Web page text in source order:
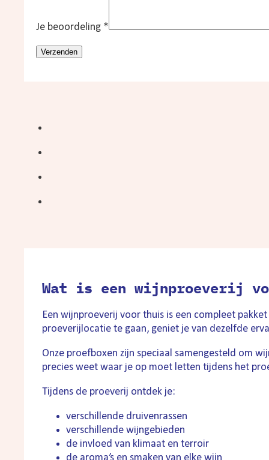
Je beoordeling *
Wat is een wijnproeverij
Een wijnproeverij voor thuis is een compleet
proeverijlocatie te gaan, geniet je van dezelfde
Onze proefboxen zijn speciaal samengesteld om
precies weet waar je op moet letten tijdens het
Tijdens de proeverij ontdek je:
verschillende druivenrassen
verschillende wijngebieden
de invloed van klimaat en terroir
de aroma’s en smaken van elke wijn